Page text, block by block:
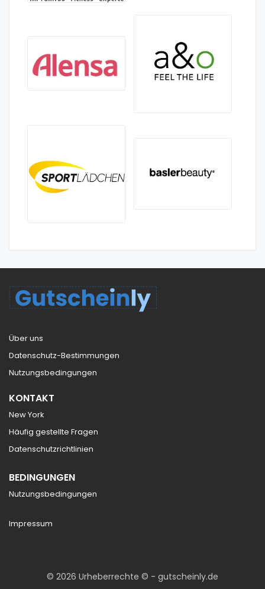
Über uns
Datenschutz-Bestimmungen
Nutzungsbedingungen
KONTAKT
New York
Häufig gestellte Fragen
Datenschutzrichtlinien
BEDINGUNGEN
Nutzungsbedingungen
Impressum
© 2026 Urheberrechte © - gutscheinly.de